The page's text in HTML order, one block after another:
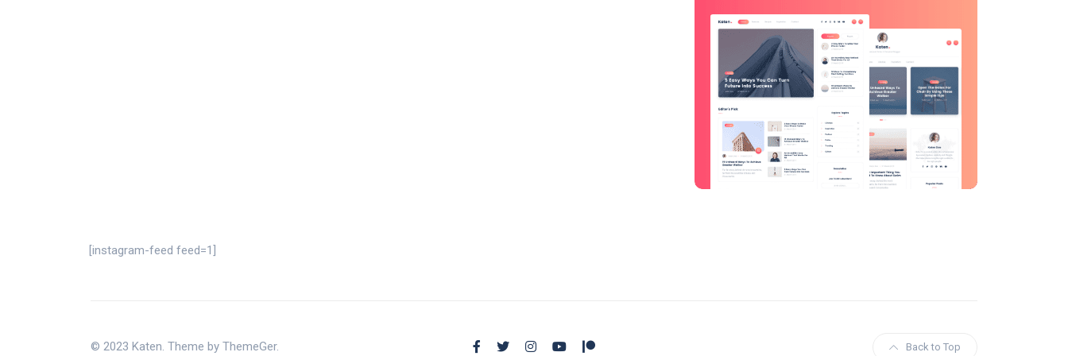
[instagram-feed feed=1]
© 2023 Katen. Theme by ThemeGer. Back to Top